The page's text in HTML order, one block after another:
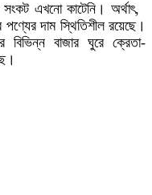
এখনো কাটেনি। অর্থাৎ,
দাম স্থিতিশীল রয়েছে।
বিভিন্ন বাজার ঘুরে ক্রেতা-